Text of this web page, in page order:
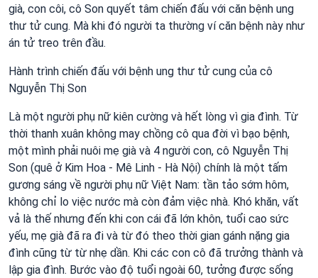
già, con côi, cô Son quyết tâm chiến đấu với căn bệnh ung
thư tử cung. Mà khi đó người ta thường ví căn bệnh này như
án tử treo trên đầu.
Hành trình chiến đấu với bệnh ung thư tử cung của cô
Nguyễn Thị Son
Là một người phụ nữ kiên cường và hết lòng vì gia đình. Từ
thời thanh xuân không may chồng cô qua đời vì bạo bệnh,
một mình phải nuôi mẹ già và 4 người con, cô Nguyễn Thị
Son (quê ở Kim Hoa - Mê Linh - Hà Nội) chính là một tấm
gương sáng về người phụ nữ Việt Nam: tần tảo sớm hôm,
không chỉ lo việc nước mà còn đảm việc nhà. Khó khăn, vất
vả là thế nhưng đến khi con cái đã lớn khôn, tuổi cao sức
yếu, mẹ già đã ra đi và từ đó theo thời gian gánh nặng gia
đình cũng từ từ nhẹ dần. Khi các con cô đã trưởng thành và
lập gia đình. Bước vào độ tuổi ngoài 60, tưởng được sống